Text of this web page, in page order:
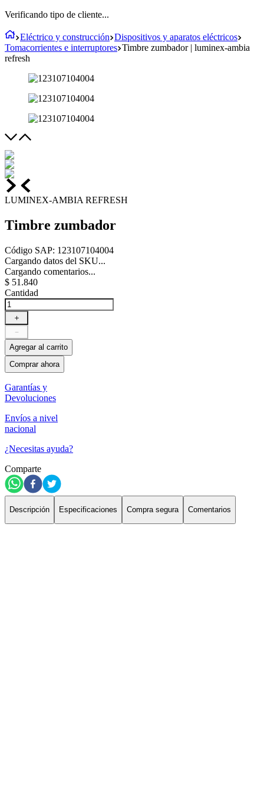
Verificando tipo de cliente...
Eléctrico y construcción Dispositivos y aparatos eléctricos
Tomacorrientes e interruptores Timbre zumbador | luminex-ambia
refresh
LUMINEX-AMBIA REFRESH
Timbre zumbador
Código SAP: 123107104004
Cargando datos del SKU...
Cargando comentarios...
$ 51 .840
Cantidad
＋
－
Agregar al carrito
Comprar ahora
Garantías y
Devoluciones
Envíos a nivel
nacional
¿Necesitas ayuda?
Comparte
Descripción Especificaciones Compra segura Comentarios